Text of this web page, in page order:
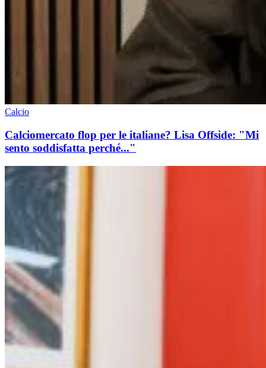
Calcio
Calciomercato flop per le italiane? Lisa Offside: "Mi
sento soddisfatta perché..."